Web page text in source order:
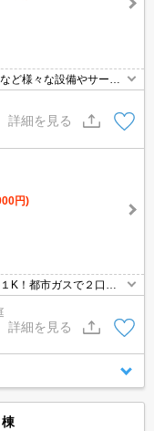
ど様々な設備やサービ
アコン・システムキッ
備え付けています。収
なので、広々と空間を
レが分かれています。
詳細を見る
円)
K！都市ガスで２口の
詳細を見る